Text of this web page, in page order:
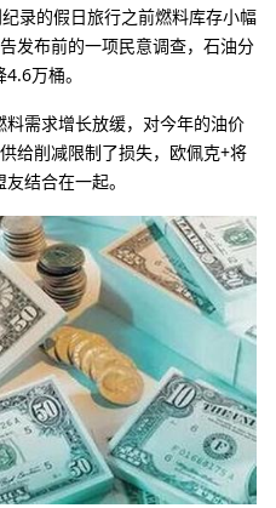
录的假日旅行之前燃料库存小幅
发布前的一项民意调查，石油分
万桶。
需求增长放缓，对今年的油价
给削减限制了损失，欧佩克+将
结合在一起。